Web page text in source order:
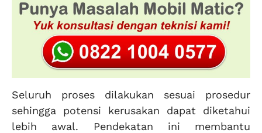
Seluruh proses dilakukan sesuai prosedur
sehingga potensi kerusakan dapat diketahui
lebih awal. Pendekatan ini membantu